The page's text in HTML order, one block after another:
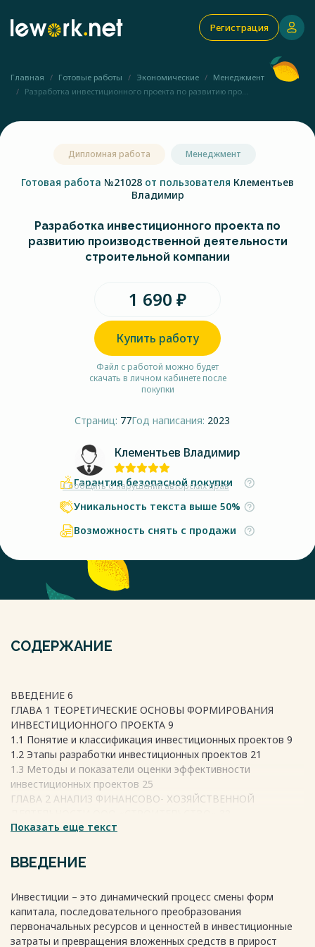
Регистрация
Главная Готовые работы Экономические
Менеджмент
Разработка инвестиционного проекта по развитию про...
Дипломная работа Менеджмент
Готовая работа №21028 от пользователя Клементьев
Владимир
Разработка инвестиционного проекта по
развитию производственной деятельности
строительной компании
1 690 ₽
Купить работу
Файл с работой можно будет
скачать в личном кабинете после
покупки
Страниц: 77Год написания: 2023
Клементьев Владимир
Сообщить о нарушении авторских прав
Гарантия безопасной покупки
Уникальность текста выше 50%
Возможность снять с продажи
СОДЕРЖАНИЕ
ВВЕДЕНИЕ 6
ГЛАВА 1 ТЕОРЕТИЧЕСКИЕ ОСНОВЫ ФОРМИРОВАНИЯ
ИНВЕСТИЦИОННОГО ПРОЕКТА 9
1.1 Понятие и классификация инвестиционных проектов 9
1.2 Этапы разработки инвестиционных проектов 21
1.3 Методы и показатели оценки эффективности
инвестиционных проектов 25
ГЛАВА 2 АНАЛИЗ ФИНАНСОВО- ХОЗЯЙСТВЕННОЙ
2.1 Краткая характеристика строительной компании ООО
2.2 Анализ активов и пассивов предприятия 34
2.3 Анализ финансовой устойчивости и ликвидности
2.4 Анализ эффективности деятельности предприятия 46
ГЛАВА 3 РЕКОМЕНДАЦИИ ПО РАЗРАБОТКЕ
ИНВЕСТИЦИОННОГО ПРОЕКТА ПО
Показать еще текст
ВВЕДЕНИЕ
Инвестиции – это динамический процесс смены форм
капитала, последовательного преобразования
первоначальных ресурсов и ценностей в инвестиционные
затраты и превращения вложенных средств в прирост